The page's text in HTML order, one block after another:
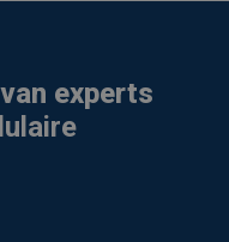
van experts